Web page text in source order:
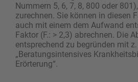
Nummern 5, 6, 7, 8, 800 oder
zurechnen. Sie können in diesen
auch mit einem dem Aufwand
Faktor (F.: > 2,3) abrechnen. Die
entsprechend zu begründen mit z.
„Beratungsintensives
Erörterung“.